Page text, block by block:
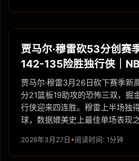
贾马尔·穆雷砍53分创赛
142-135险胜独行侠｜
贾马尔·穆雷3月26日砍下赛季新
分21篮板19助攻的恐怖三双，掘
行侠迎来四连胜。穆雷上半场独
球，数据媲美史上最佳单场表现之
2026年3月27日 阅读时间: 1分钟